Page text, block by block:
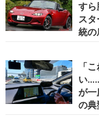
す
ス
統の
「
い
が一
の典